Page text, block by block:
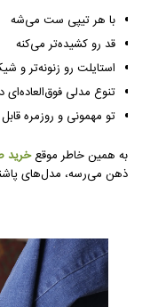
با هر تیپی ست می‌شه
قد رو کشیده‌تر می‌کنه
استایلت رو زنونه‌تر و
تنوع مدلی فوق‌العاده‌ای
تو مهمونی و روزمره
به همین خاطر موقعخرید
ذهن می‌رسه، مدل‌های